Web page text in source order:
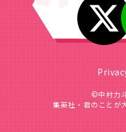
©中村力
集英社・君のことが